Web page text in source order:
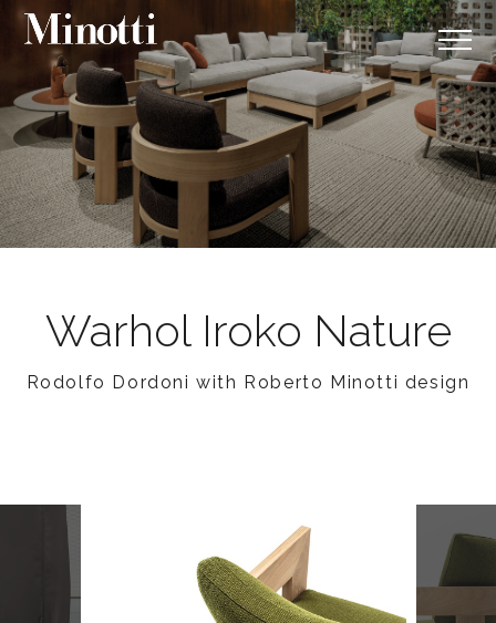
Warhol Iroko Nature
Rodolfo Dordoni with Roberto Minotti design